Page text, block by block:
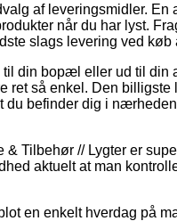
af leveringsmidler.
når du har lyst.
slags levering ved køb
din bopæl eller ud til din
ret så enkel. Den
befinder dig i
Tilbehør // Lygter er
aktuelt at man
en enkelt hverdag på